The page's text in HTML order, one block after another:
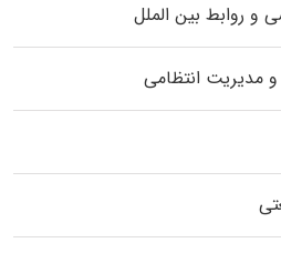
و روابط بین الملل
مدیریت انتظامی